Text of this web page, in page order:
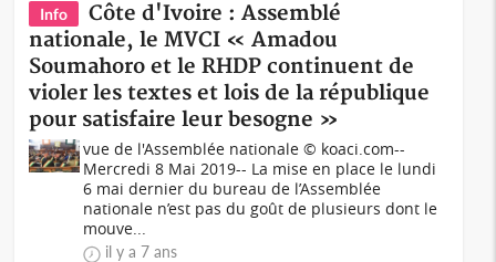
Info
Côte d'Ivoire : Assemblé
nationale, le MVCI « Amadou
Soumahoro et le RHDP continuent de
violer les textes et lois de la république
pour satisfaire leur besogne »
vue de l'Assemblée nationale © koaci.com--
Mercredi 8 Mai 2019-- La mise en place le lundi
6 mai dernier du bureau de l’Assemblée
nationale n’est pas du goût de plusieurs dont le
mouve...
il y a 7 ans